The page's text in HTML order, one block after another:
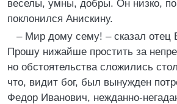
веселы, умны, добры. Он низко,
поклонился Анискину.
– Мир дому сему! – сказал отец
Прошу нижайше простить за
но обстоятельства сложились
что, видит бог, был вынужден
Федор Иванович, нежданно-